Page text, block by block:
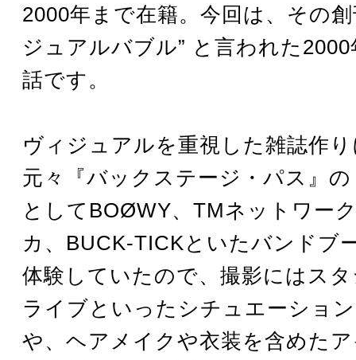
2000年まで在籍。今回は、その
ジュアルバブル” と言われた
話です。
ヴィジュアルを重視した雑誌作
元々『バックステージ・パス』
としてBOØWY、TMネットワー
カ、BUCK-TICKといたバンドブ
体験していたので、撮影にはス
ライブといったシチュエーショ
や、ヘアメイクや衣装を含めた